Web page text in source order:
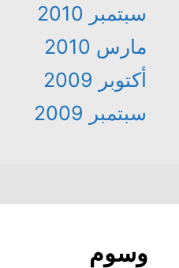
سبتمبر 2010
مارس 2010
أكتوبر 2009
سبتمبر 2009
وسوم